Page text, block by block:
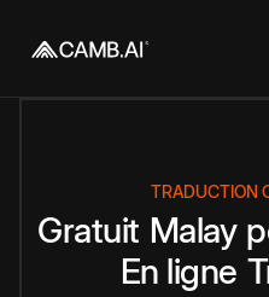
TRADUCTION
Gratuit Malay
En ligne